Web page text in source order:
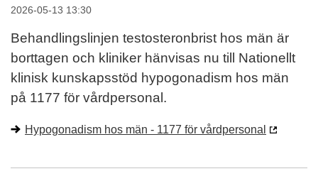
2026-05-13 13:30
Behandlingslinjen testosteronbrist hos män är
borttagen och kliniker hänvisas nu till Nationellt
klinisk kunskapsstöd hypogonadism hos män
på 1177 för vårdpersonal.
Hypogonadism hos män - 1177 för vårdpersonal